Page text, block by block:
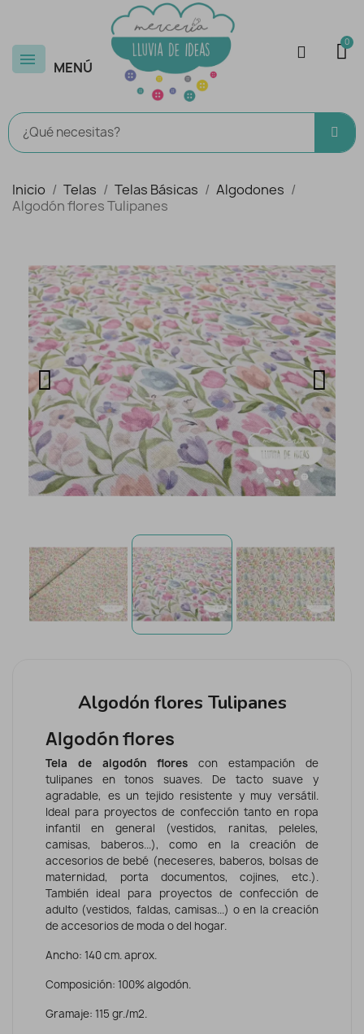
MENÚ
Inicio Telas Telas Básicas
Algodones
Algodón flores Tulipanes
Algodón flores Tulipanes
Algodón flores
Tela de algodón flores con estampación de
tulipanes en tonos suaves. De tacto suave y
agradable, es un tejido resistente y muy versátil.
Ideal para proyectos de confección tanto en ropa
infantil en general (vestidos, ranitas, peleles,
camisas, baberos...), como en la creación de
accesorios de bebé (neceseres, baberos, bolsas de
maternidad, porta documentos, cojines, etc.).
También ideal para proyectos de confección de
adulto (vestidos, faldas, camisas...) o en la creación
de accesorios de moda o del hogar.
Ancho: 140 cm. aprox.
Composición: 100% algodón.
Gramaje: 115 gr./m2.